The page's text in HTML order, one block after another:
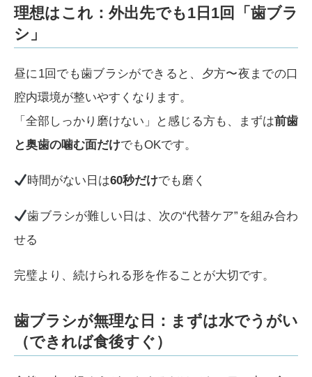
理想はこれ：外出先でも1日1回「歯ブラ
シ」
昼に1回でも歯ブラシができると、夕方〜夜までの口
腔内環境が整いやすくなります。
「全部しっかり磨けない」と感じる方も、まずは前歯
と奥歯の噛む面だけでもOKです。
時間がない日は60秒だけでも磨く
歯ブラシが難しい日は、次の“代替ケア”を組み合わ
せる
完璧より、続けられる形を作ることが大切です。
歯ブラシが無理な日：まずは水でうがい
（できれば食後すぐ）